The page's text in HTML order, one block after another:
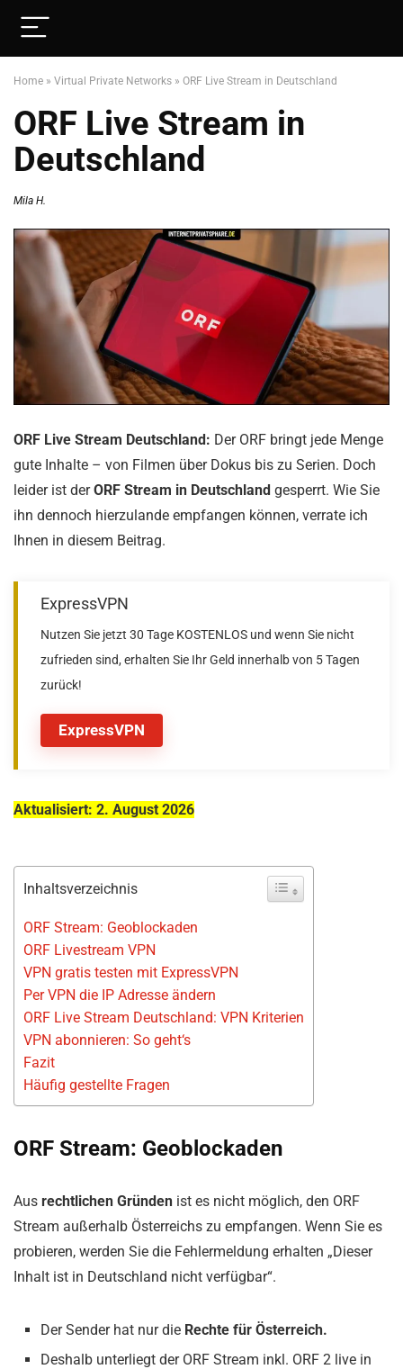
Home » Virtual Private Networks » ORF Live Stream in Deutschland
ORF Live Stream in
Deutschland
Mila H.
ORF Live Stream Deutschland: Der ORF bringt jede Menge
gute Inhalte – von Filmen über Dokus bis zu Serien. Doch
leider ist derORF Stream in Deutschland gesperrt. Wie Sie
ihn dennoch hierzulande empfangen können, verrate ich
Ihnen in diesem Beitrag.
ExpressVPN
ExpressVPN
Nutzen Sie jetzt 30 Tage KOSTENLOS und wenn Sie nicht
zufrieden sind, erhalten Sie Ihr Geld innerhalb von 5 Tagen
zurück!
Aktualisiert: 2. August 2026
Inhaltsverzeichnis
ORF Stream: Geoblockaden
ORF Livestream VPN
VPN gratis testen mit ExpressVPN
Per VPN die IP Adresse ändern
ORF Live Stream Deutschland: VPN Kriterien
VPN abonnieren: So geht‘s
Fazit
Häufig gestellte Fragen
ORF Stream: Geoblockaden
Aus rechtlichen Gründen ist es nicht möglich, den ORF
Stream außerhalb Österreichs zu empfangen. Wenn Sie es
probieren, werden Sie die Fehlermeldung erhalten „Dieser
Inhalt ist in Deutschland nicht verfügbar“.
Der Sender hat nur die Rechte für Österreich.
Deshalb unterliegt der ORF Stream inkl. ORF 2 live in